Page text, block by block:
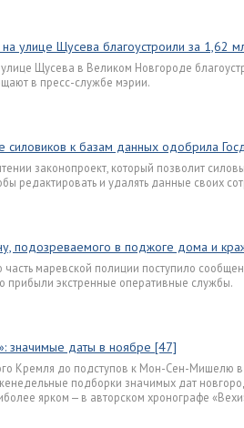
улице Щусева благоустроили за 1,62
Щусева в Великом Новгороде
в пресс-службе мэрии.
силовиков к базам данных одобрила
законопроект, который позволит
редактировать и удалять данные своих
подозреваемого в поджоге дома и
маревской полиции поступило
прибыли экстренные оперативные службы.
значимые даты в ноябре [47]
Кремля до подступов к Мон-Сен-Мишелю
подборки значимых дат
ярком — в авторском хронографе